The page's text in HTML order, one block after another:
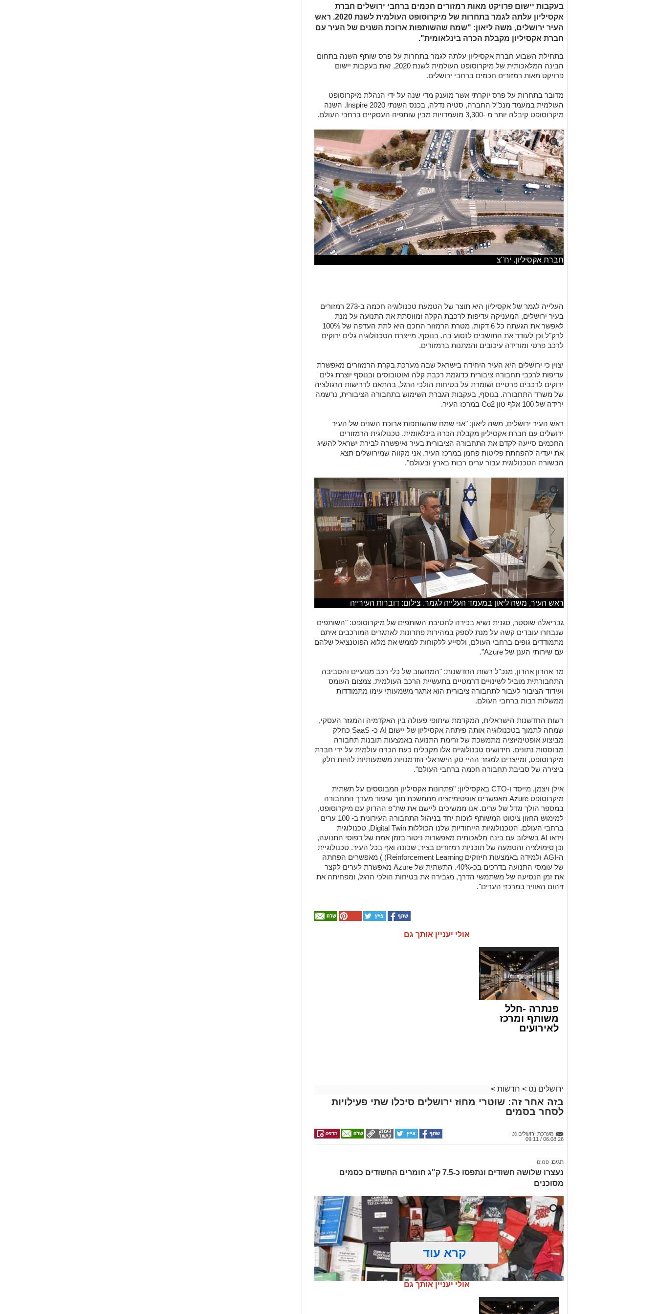
בעקבות יישום פרויקט מאות רמזורים חכמים ברחבי ירושלים חברת
אקסיליון עלתה לגמר בתחרות של מיקרוסופט העולמית לשנת 2020. ראש
העיר ירושלים, משה ליאון: "שמח שהשותפות ארוכת השנים של העיר עם
חברת אקסיליון מקבלת הכרה בינלאומית".
בתחילת השבוע חברת אקסיליון עלתה לגמר בתחרות על פרס שותף השנה בתחום
הבינה המלאכותית של מיקרוסופט העולמית לשנת 2020, זאת בעקבות יישום
פרויקט מאות רמזורים חכמים ברחבי ירושלים.
מדובר בתחרות על פרס יוקרתי אשר מוענק מדי שנה על ידי הנהלת מיקרוסופט
העולמית במעמד מנכ"ל החברה, סטיה נדלה, בכנס השנתי Inspire 2020. השנה
מיקרוסופט קיבלה יותר מ -3,300 מועמדויות מבין שותפיה העסקיים ברחבי העולם.
חברת אקסיליון. יח"צ
העלייה לגמר של אקסיליון היא תוצר של הטמעת טכנולוגיה חכמה ב-273 רמזורים
בעיר ירושלים, המעניקה עדיפות לרכבת הקלה ומווסתת את התנועה על מנת
לאפשר את הגעתה כל 6 דקות. מטרת הרמזור החכם היא לתת העדפה של 100%
לרק"ל וכן לעודד את התושבים לנסוע בה. בנוסף, מייצרת הטכנולוגיה גלים ירוקים
לרכב פרטי ומורידה עיכובים והמתנות ברמזורים.
יצוין כי ירושלים היא העיר היחידה בישראל שבה מערכת בקרת הרמזורים מאפשרת
עדיפות לרכבי תחבורה ציבורית כדוגמת רכבת קלה ואוטובוסים ובנוסף יוצרת גלים
ירוקים לרכבים פרטיים ושומרת על בטיחות הולכי הרגל, בהתאם לדרישות הרגולציה
של משרד התחבורה. בנוסף, בעקבות הגברת השימוש בתחבורה הציבורית, נרשמה
ירידה של 100 אלף טון
Co2 במרכז העיר.
ראש העיר ירושלים, משה ליאון: "אני שמח שהשותפות ארוכת השנים של העיר
ירושלים עם חברת אקסיליון מקבלת הכרה בינלאומית. טכנולוגית הרמזורים
החכמים סייעה לקדם את התחבורה הציבורית בעיר ואיפשרה לבירת ישראל להשיג
את יעדיה להפחתת פליטות פחמן במרכז העיר. אני מקווה שמירושלים תצא
הבשורה הטכנולוגית עבור ערים רבות בארץ ובעולם".
ראש העיר, משה ליאון במעמד העלייה לגמר. צילום: דוברות העירייה
גבריאלה שוסטר, סגנית נשיא בכירה לחטיבת השותפים של מיקרוסופט: "השותפים
שנבחרו עובדים קשה על מנת לספק במהירות פתרונות לאתגרים המורכבים איתם
מתמודדים גופים ברחבי העולם, ולסייע ללקוחות לממש את מלוא הפוטנציאל שלהם
עם שירותי הענן של Azure
".
מר אהרון אהרון, מנכ"ל רשות החדשנות: "המחשוב של כלי רכב מנועיים והסביבה
התחבורתית מוביל לשינויים דרמטיים בתעשיית הרכב העולמית. צמצום העומס
ועידוד הציבור לעבור לתחבורה ציבורית הוא אתגר משמעותי עימו מתמודדות
ממשלות רבות ברחבי העולם.
רשות החדשנות הישראלית, המקדמת שיתופי פעולה בין האקדמיה והמגזר העסקי,
שמחה לתמוך בטכנולוגיה אותה פיתחה אקסיליון של יישום AI כ- SaaS כחלק
מביצוע אופטימיזציה מתמשכת של זרימת התנועה באמצעות תובנות תחבורה
מבוססות נתונים. חידושים טכנולוגיים אלו מקבלים כעת הכרה עולמית על ידי חברת
מיקרוסופט, ומייצרים למגזר ההיי טק הישראלי הזדמנויות משמעותיות להיות חלק
ביצירה של סביבת תחבורה חכמה ברחבי העולם".
אילן ויצמן, מייסד ו-CTO באקסיליון: "פתרונות אקסיליון המבוססים על תשתית
מיקרוסופט Azure מאפשרים אופטימיזציה מתמשכת תוך שיפור מערך התחבורה
במספר הולך וגדל של ערים. אנו ממשיכים ליישם את שת"פ ההדוק עם מיקרוסופט,
למימוש החזון ציטוט המשותף לזכות יחד בניהול התחבורה העירונית ב- 100 ערים
ברחבי העולם. הטכנולוגיות הייחודיות שלנו הכוללות Digital Twin, טכנולוגית
וידאו AI בשילוב עם בינה מלאכותית מאפשרות ניטור בזמן אמת של דפוסי התנועה,
וכן סימולציה והטמעה של תוכניות רמזורים בציר, שכונה ואף בכל העיר. טכנולוגיית
ה-AGI ולמידה באמצעות חיזוקים Reinforcement Learning) ) מאפשרים הפחתה
של עומסי התנועה בדרכים בכ-40%. התשתית של
Azure מאפשרת לערים לקצר
את זמן הנסיעה של משתמשי הדרך, מגבירה את בטיחות הולכי הרגל, ומפחיתה את
זיהום האוויר במרכזי הערים".
אולי יעניין אותך גם
פנתרה -חלל
משותף ומרכז
לאירועים
ירושלים נט > חדשות >
בזה אחר זה: שוטרי מחוז ירושלים סיכלו שתי פעילויות
לסחר בסמים
מערכת ירושלים נט
06.08.26 / 09:11
תגים: סמים
נעצרו שלושה חשודים ונתפסו כ-7.5 ק"ג חומרים החשודים כסמים
מסוכנים
קרא עוד
אולי יעניין אותך גם